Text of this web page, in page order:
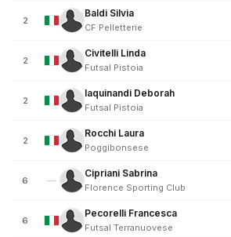
2
Baldi Silvia
CF Pelletterie
2
Civitelli Linda
Futsal Pistoia
2
Iaquinandi Deborah
Futsal Pistoia
2
Rocchi Laura
Poggibonsese
6 —
Cipriani Sabrina
Florence Sporting Club
6
Pecorelli Francesca
Futsal Terranuovese